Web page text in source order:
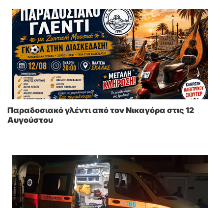
Παραδοσιακό γλέντι από τον Νικαγόρα στις 12
Αυγούστου